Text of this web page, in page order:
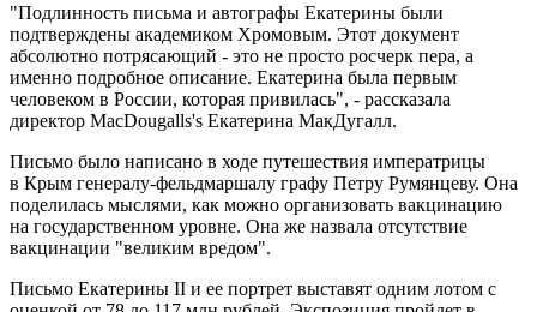
"Подлинность письма и автографы Екатерины были
подтверждены академиком Хромовым. Этот документ
абсолютно потрясающий - это не просто росчерк пера, а
именно подробное описание. Екатерина была первым
человеком в России, которая привилась", - рассказала
директор MacDougalls's Екатерина МакДугалл.
Письмо было написано в ходе путешествия императрицы
в Крым генералу-фельдмаршалу графу Петру Румянцеву. Она
поделилась мыслями, как можно организовать вакцинацию
на государственном уровне. Она же назвала отсутствие
вакцинации "великим вредом".
Письмо Екатерины II и ее портрет выставят одним лотом с